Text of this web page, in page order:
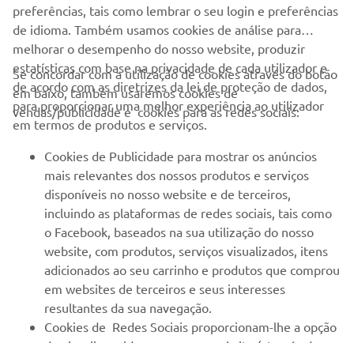
Itens por página 6
EMPRESA
MAIS YAMAHA
SERVIÇO E SUPORTE
NEWSLETTER
Seja o primeiro a saber das últimas ofertas, eventos especiais,
novos lançamentos e muito mais
preferências, tais como lembrar o seu login e preferências
de idioma. Também usamos cookies de análise para
melhorar o desempenho do nosso website, produzir
estatísticas com base na privacidade de cada utilizador e
de acordo com as diretrizes da lei de proteção de dados,
para proporcionar uma melhor experiência ao utilizador
em termos de produtos e serviços.
Se concordar com a utilização de cookies através do botão
em baixo, também usaremos cookies de
vendas/publicidade e cookies para as redes sociais:
Cookies de Publicidade para mostrar os anúncios
mais relevantes dos nossos produtos e serviços
disponíveis no nosso website e de terceiros,
incluindo as plataformas de redes sociais, tais como
o Facebook, baseados na sua utilização do nosso
website, com produtos, serviços visualizados, itens
adicionados ao seu carrinho e produtos que comprou
em websites de terceiros e seus interesses
resultantes da sua navegação.
Cookies de Redes Sociais proporcionam-lhe a opção